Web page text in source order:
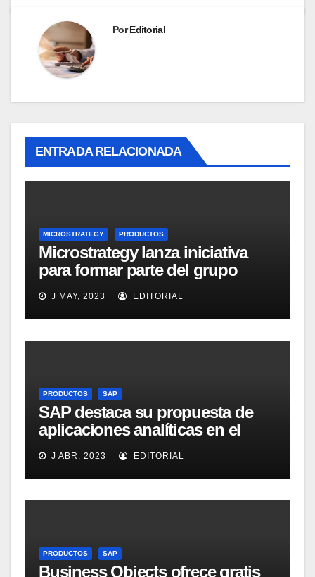
PorEditorial
ENTRADA RELACIONADA
MICROSTRATEGY PRODUCTOS
Microstrategy lanza iniciativa
para formar parte del grupo
MicroStrategy Business
Intelligence Group en LinkedIn
J MAY, 2023 EDITORIAL
PRODUCTOS SAP
SAP destaca su propuesta de
aplicaciones analíticas en el
mercado español
J ABR, 2023 EDITORIAL
PRODUCTOS SAP
Business Objects ofrece gratis